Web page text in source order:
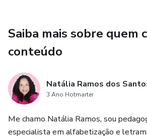
conscientização sobre a água em sala
Saiba mais sobre quem
conteúdo
Natália Ramos dos
3 Ano Hotmarter
Me chamo Natália Ramos, sou
especialista em alfabetização e